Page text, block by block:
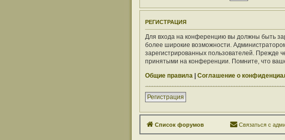
РЕГИСТРАЦИЯ
Для входа на конференцию вы должны быть
более широкие возможности.
зарегистрированных пользователей. Прежде
принятыми на конференции. Помните, что
Общие правила | Соглашение о
Регистрация
Список форумов Связаться с